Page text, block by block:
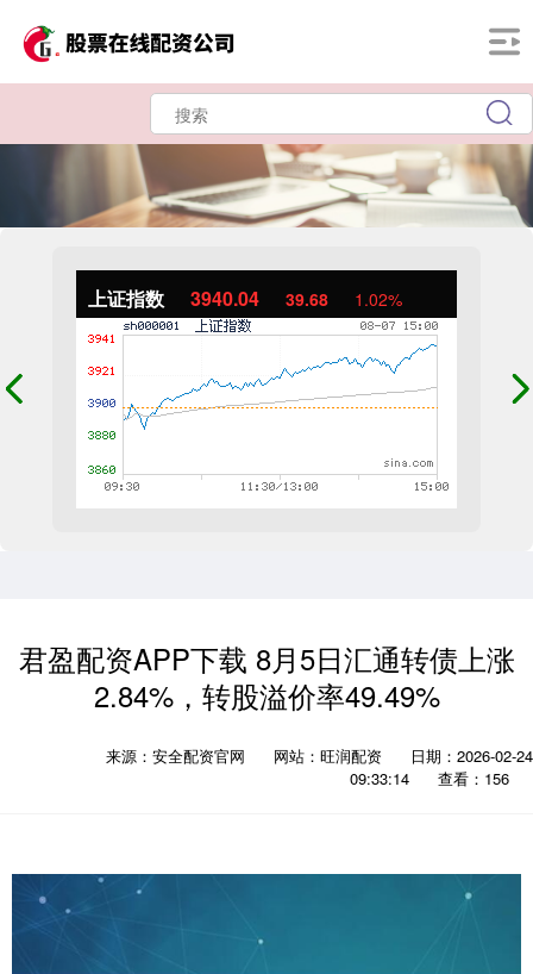
上证指数 3940.04 39.68 1.02%
君盈配资APP下载 8月5日汇通转债上涨
2.84%，转股溢价率49.49%
来源：安全配资官网 网站：旺润配资
日期：2026-02-24
09:33:14
查看：156